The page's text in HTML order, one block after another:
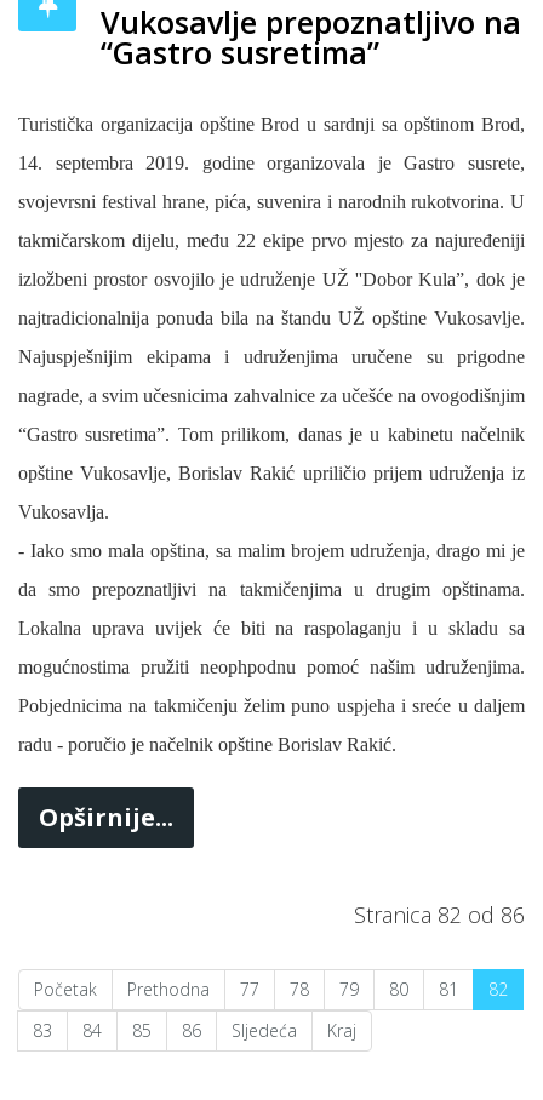
Vukosavlje prepoznatljivo na
“Gastro susretima”
Turistička organizacija opštine Brod u sardnji sa opštinom Brod,
14. septembra 2019. godine organizovala je Gastro susrete,
svojevrsni festival hrane, pića, suvenira i narodnih rukotvorina. U
takmičarskom dijelu, među 22 ekipe prvo mjesto za najuređeniji
izložbeni prostor osvojilo je udruženje UŽ ''Dobor Kula”, dok je
najtradicionalnija ponuda bila na štandu UŽ opštine Vukosavlje.
Najuspješnijim ekipama i udruženjima uručene su prigodne
nagrade, a svim učesnicima zahvalnice za učešće na ovogodišnjim
“Gastro susretima”. Tom prilikom, danas je u kabinetu načelnik
opštine Vukosavlje, Borislav Rakić upriličio prijem udruženja iz
Vukosavlja.
- Iako smo mala opština, sa malim brojem udruženja, drago mi je
da smo prepoznatljivi na takmičenjima u drugim opštinama.
Lokalna uprava uvijek će biti na raspolaganju i u skladu sa
mogućnostima pružiti neophpodnu pomoć našim udruženjima.
Pobjednicima na takmičenju želim puno uspjeha i sreće u daljem
radu - poručio je načelnik opštine Borislav Rakić.
Opširnije...
Stranica 82 od 86
Početak Prethodna 77 78 79 80 81
82
83
84 85 86 Sljedeća Kraj